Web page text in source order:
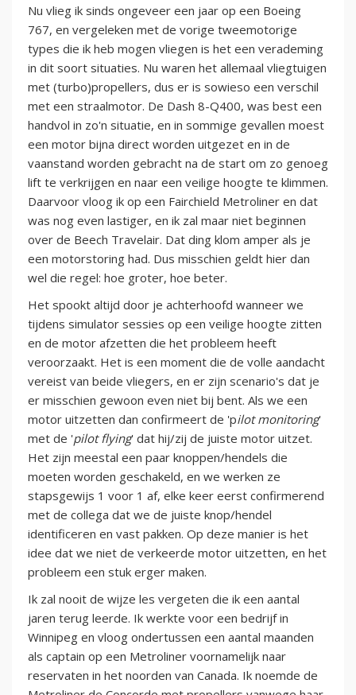
Nu vlieg ik sinds ongeveer een jaar op een Boeing
767, en vergeleken met de vorige tweemotorige
types die ik heb mogen vliegen is het een verademing
in dit soort situaties. Nu waren het allemaal vliegtuigen
met (turbo)propellers, dus er is sowieso een verschil
met een straalmotor. De Dash 8-Q400, was best een
handvol in zo'n situatie, en in sommige gevallen moest
een motor bijna direct worden uitgezet en in de
vaanstand worden gebracht na de start om zo genoeg
lift te verkrijgen en naar een veilige hoogte te klimmen.
Daarvoor vloog ik op een Fairchield Metroliner en dat
was nog even lastiger, en ik zal maar niet beginnen
over de Beech Travelair. Dat ding klom amper als je
een motorstoring had. Dus misschien geldt hier dan
wel die regel: hoe groter, hoe beter.
Het spookt altijd door je achterhoofd wanneer we
tijdens simulator sessies op een veilige hoogte zitten
en de motor afzetten die het probleem heeft
veroorzaakt. Het is een moment die de volle aandacht
vereist van beide vliegers, en er zijn scenario's dat je
er misschien gewoon even niet bij bent. Als we een
motor uitzetten dan confirmeert de 'pilot monitoring'
met de 'pilot flying' dat hij/zij de juiste motor uitzet.
Het zijn meestal een paar knoppen/hendels die
moeten worden geschakeld, en we werken ze
stapsgewijs 1 voor 1 af, elke keer eerst confirmerend
met de collega dat we de juiste knop/hendel
identificeren en vast pakken. Op deze manier is het
idee dat we niet de verkeerde motor uitzetten, en het
probleem een stuk erger maken.
Ik zal nooit de wijze les vergeten die ik een aantal
jaren terug leerde. Ik werkte voor een bedrijf in
Winnipeg en vloog ondertussen een aantal maanden
als captain op een Metroliner voornamelijk naar
reservaten in het noorden van Canada. Ik noemde de